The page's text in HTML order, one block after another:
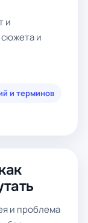
и
и
и терминов
и проблема